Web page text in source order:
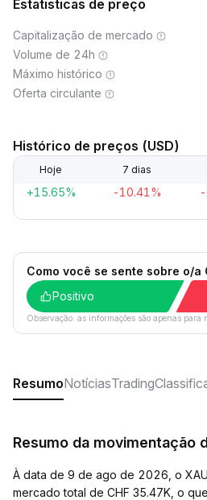
Estatisticas de preço
Capitalização de mercado
Volume de 24h
Máximo histórico
Oferta circulante
Histórico de preços (USD)
Hoje 7 dias
+15.65% -10.41%
Como você se sente sobre o/a
Positivo
Observação: as informações são apenas para
ResumoNotíciasTrading
Resumo da movimentação
À data de 9 de ago de 2026, o
mercado total de CHF 35.47K, o